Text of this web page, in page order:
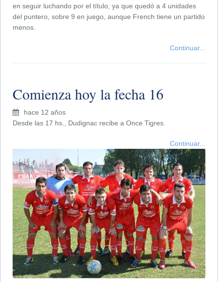
en seguir luchando por el título, ya que quedó a 4 unidades
del puntero, sobre 9 en juego, aunque French tiene un partido
menos.
Continuar...
Comienza hoy la fecha 16
hace 12 años
Desde las 17 hs., Dudignac recibe a Once Tigres.
Continuar...